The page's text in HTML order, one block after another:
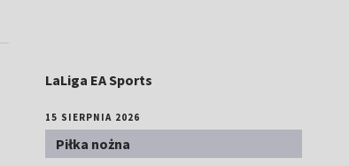
LaLiga EA Sports
15 SIERPNIA 2026
Piłka nożna